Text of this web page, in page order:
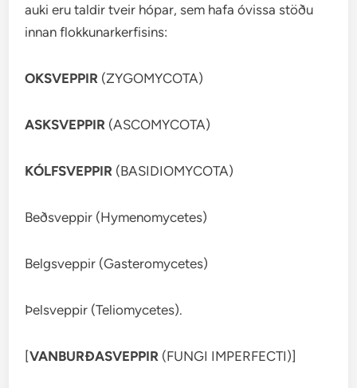
auki eru taldir tveir hópar, sem hafa óvissa stöðu
innan flokkunarkerfisins:
OKSVEPPIR (ZYGOMYCOTA)
ASKSVEPPIR (ASCOMYCOTA)
KÓLFSVEPPIR (BASIDIOMYCOTA)
Beðsveppir (Hymenomycetes)
Belgsveppir (Gasteromycetes)
Þelsveppir (Teliomycetes).
[VANBURÐASVEPPIR (FUNGI IMPERFECTI)]